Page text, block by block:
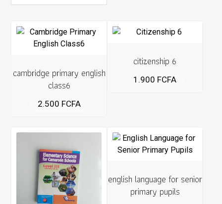
cambridge primary english
class6
2.500 FCFA
citizenship 6
1.900 FCFA
english language for senior
primary pupils